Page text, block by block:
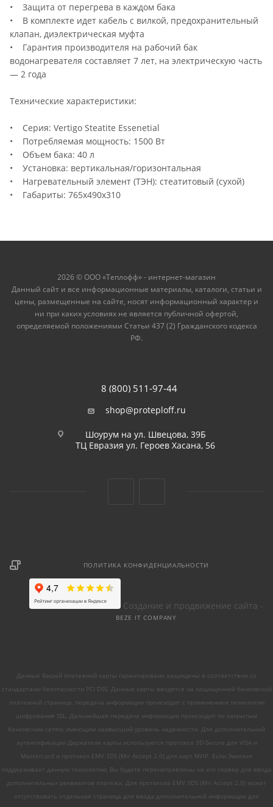
• Защита от перегрева в каждом бака
• В комплекте идет кабель с вилкой, предохранительный
клапан, диэлектрическая муфта
• Гарантия производителя на рабочий бак
водонагревателя составляет 7 лет, на электрическую часть
— 2 года
Технические характеристики:
• Серия: Vertigo Steatite Essenеtial
• Потребляемая мощность: 1500 Вт
• Объем бака: 40 л
• Установка: вертикальная/горизонтальная
• Нагревательный элемент (ТЭН): стеатитовый (сухой)
• Габариты: 765х490х310
2026 © ООО «Теплофф» - интернет-магазин
Данный сайт и все информационные материалы, каталоги, статьи и
цены, размещенные на сайте, носят информационный характер и
ни при каких условиях не является публичной офертой,
определяемой положениями Статьи 437 (2) Гражданского кодекса
РФ.
8 (800) 511-97-44
shop@proteploff.ru
Шоурум на ул. Швецова, 39Б
ТЦ Евразия ул. Героев Хасана, 56
ПОЛИТИКА КОНФИДЕНЦИАЛЬНОСТИ
Создание и продвижение сайта -
BEZE IT COMPANY
Данные Вашей платежной карты гарантировано защищены в соответствии со
стандартами безопасности PCI DSS. Данные карты вводятся на защищенной банковской
платежной странице, передача информации происходит с применением технологии
шифрования SSL. Дальнейшая передача информации происходит по закрытым
банковским сетям, имеющим наивысший уровень надежности. Для дополнительной
аутентификации Держателя карты используется протокол 3D-Secure для VISA и
Mastercard и протокол EMV 3DS (Mir Accept 2.0) для карт МИР. Если Эмитент
поддерживает данную технологию, Вы будете перенаправлены на его сервер для ввода
дополнительных реквизитов платежа. Для протокола EMV 3DS (Mir Accept 2.0) может
отсутствовать отдельная страница для ввода дополнительной информации для